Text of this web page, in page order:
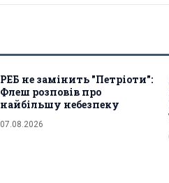
РЕБ не замінить "Петріоти":
Флеш розповів про
найбільшу небезпеку
07.08.2026